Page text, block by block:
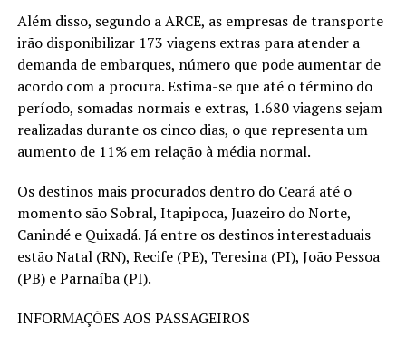
Além disso, segundo a ARCE, as empresas de transporte
irão disponibilizar 173 viagens extras para atender a
demanda de embarques, número que pode aumentar de
acordo com a procura. Estima-se que até o término do
período, somadas normais e extras, 1.680 viagens sejam
realizadas durante os cinco dias, o que representa um
aumento de 11% em relação à média normal.
Os destinos mais procurados dentro do Ceará até o
momento são Sobral, Itapipoca, Juazeiro do Norte,
Canindé e Quixadá. Já entre os destinos interestaduais
estão Natal (RN), Recife (PE), Teresina (PI), João Pessoa
(PB) e Parnaíba (PI).
INFORMAÇÕES AOS PASSAGEIROS